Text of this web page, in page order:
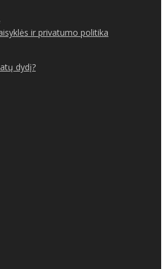
ir privatumo politika
dydį?